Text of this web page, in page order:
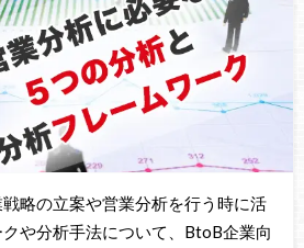
略の立案や営業分析を行う時に活
や分析手法について、BtoB企業向